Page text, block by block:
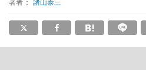
著者： 諸山泰三